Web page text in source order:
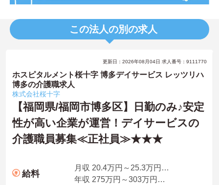
この法人の別の求人
更新日：2026年08月04日 求人番号：9111770
ホスピタルメント桜十字 博多デイサービス レッツリハ
博多の介護職求人
株式会社桜十字
【福岡県/福岡市博多区】日勤のみ♪安定
性が高い企業が運営！デイサービスの
介護職員募集≪正社員≫★★★
給料
月収 20.4万円～25.3万円程度／処遇改善手当込み
年収 275万円～303万円程度／賞与込み